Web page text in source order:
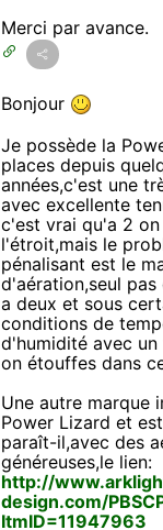
Merci par avance.
Bonjour
Je possède la
places depuis
années,c'est une
avec excellente
c'est vrai qu'a 2
l'étroit,mais le
pénalisant est le
d'aération,seul pas
a deux et sous
conditions de
d'humidité avec un
on étouffes dans
Une autre marque
Power Lizard et
paraît-il,avec des
généreuses,le lien:
http://
design.com/
ItmID=11947963